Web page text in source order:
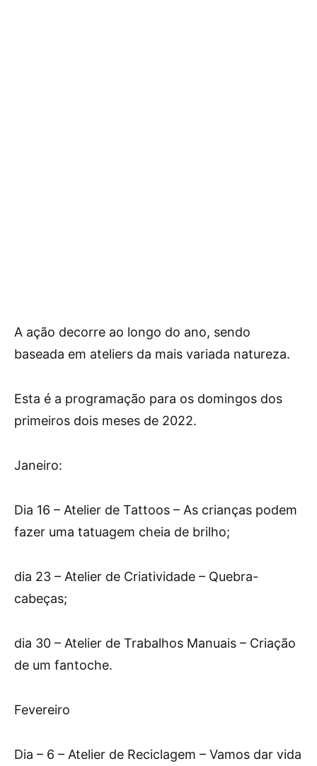
A ação decorre ao longo do ano, sendo
baseada em ateliers da mais variada natureza.
Esta é a programação para os domingos dos
primeiros dois meses de 2022.
Janeiro:
Dia 16 – Atelier de Tattoos – As crianças podem
fazer uma tatuagem cheia de brilho;
dia 23 – Atelier de Criatividade – Quebra-
cabeças;
dia 30 – Atelier de Trabalhos Manuais – Criação
de um fantoche.
Fevereiro
Dia – 6 – Atelier de Reciclagem – Vamos dar vida